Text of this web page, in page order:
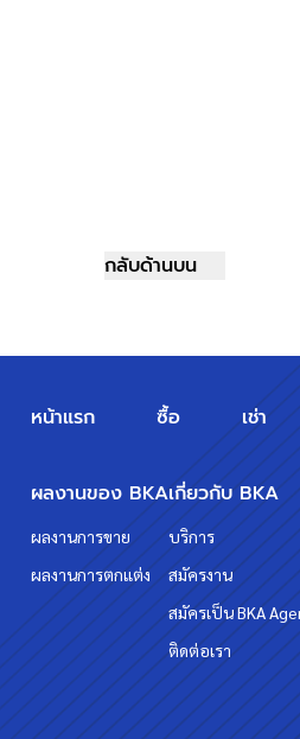
กลับด้านบน
หน้าแรก ซื้อ เช่า
ผลงานของ BKA
ผลงานการขาย
ผลงานการตกแต่ง
เกี่ยวกับ BKA
บริการ
สมัครงาน
สมัครเป็น BKA
ติดต่อเรา